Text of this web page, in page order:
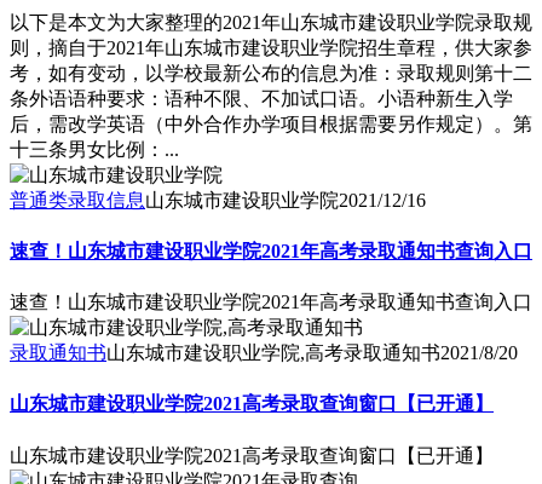
以下是本文为大家整理的2021年山东城市建设职业学院录取规
则，摘自于2021年山东城市建设职业学院招生章程，供大家参
考，如有变动，以学校最新公布的信息为准：录取规则第十二
条外语语种要求：语种不限、不加试口语。小语种新生入学
后，需改学英语（中外合作办学项目根据需要另作规定）。第
十三条男女比例：...
普通类录取信息山东城市建设职业学院2021/12/16
速查！山东城市建设职业学院2021年高考录取通知书查询入口
速查！山东城市建设职业学院2021年高考录取通知书查询入口
录取通知书山东城市建设职业学院,高考录取通知书2021/8/20
山东城市建设职业学院2021高考录取查询窗口【已开通】
山东城市建设职业学院2021高考录取查询窗口【已开通】